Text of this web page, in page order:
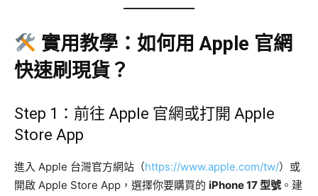
實用教學：如何用 Apple 官網
快速刷現貨？
Step 1：前往 Apple 官網或打開 Apple
Store App
進入 Apple 台灣官方網站（https://www.apple.com/tw/）或
開啟 Apple Store App，選擇你要購買的 iPhone 17 型號 。建